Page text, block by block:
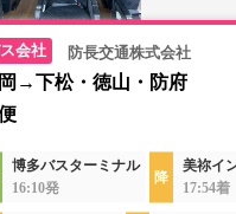
防長交通株式会社
→下松・徳山・防府
博多バスターミナル
16:10発
美祢イ
17:54着